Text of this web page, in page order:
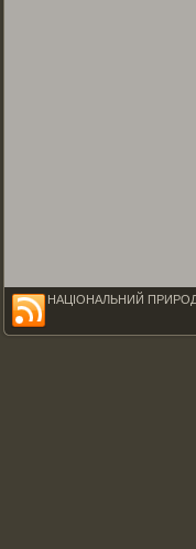
НАЦІОНАЛЬНИЙ